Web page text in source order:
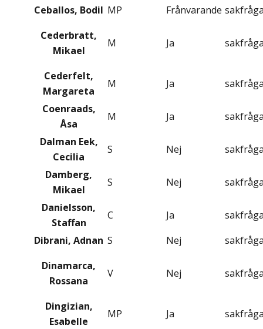
Ceballos, Bodil MP Frånvarande
Cederbratt,
Mikael
M Ja
Cederfelt,
Margareta
M Ja
Coenraads,
Åsa
M Ja
Dalman Eek,
Cecilia
S Nej
Damberg,
Mikael
S Nej
Danielsson,
Staffan
C Ja
Dibrani, Adnan S Nej
Dinamarca,
Rossana
V Nej
Dingizian,
Esabelle
MP Ja